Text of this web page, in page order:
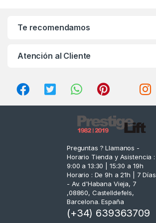
Te recomendamos
Atención al Cliente
Preguntas ? Llamanos -
Horario Tienda y Asistencia :
9:00 a 13:30 | 15:30 a 19h
Horario : De 9h a 21h | 7 Días
- Av. d'Habana Vieja, 7
,08860, Castelldefels,
Barcelona. España
(+34) 639363709